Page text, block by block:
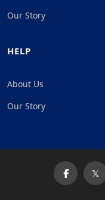
Our Story
HELP
About Us
Our Story